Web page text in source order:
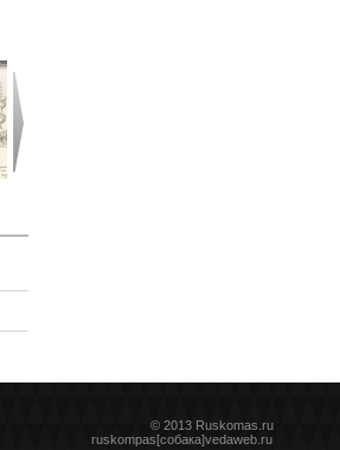
© 2013 Ruskomas.ru
ruskompas[собака]vedaweb.ru